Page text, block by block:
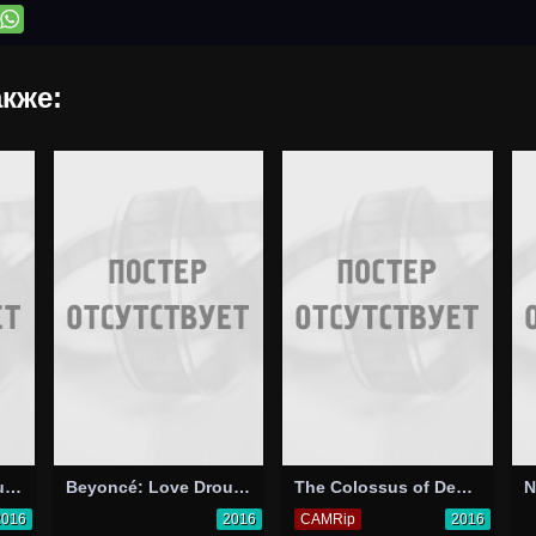
Massive Attack: Ritual Spirit Beyoncé: Love Drought
2016
The Colossus of Destiny: A Melvins Tale
CAMRip 2016